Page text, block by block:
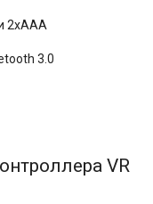
2xААА
3.0
VR